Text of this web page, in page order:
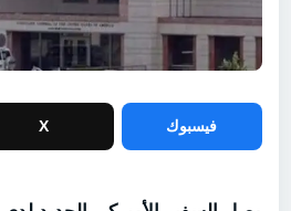
فيسبوك X